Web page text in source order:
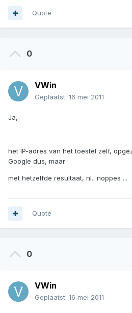
Quote
0
VWin
Geplaatst: 16 mei 2011
Ja,
het IP-adres van het toestel zelf,
Google dus, maar
met hetzelfde resultaat, nl.: noppes ...
Quote
0
VWin
Geplaatst: 16 mei 2011